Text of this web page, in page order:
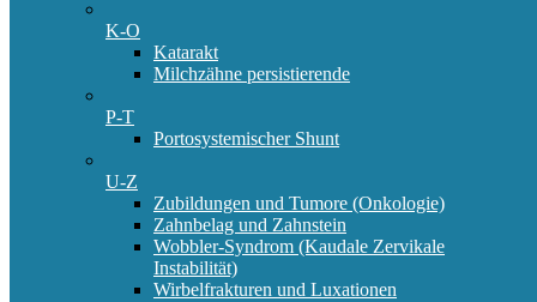
K-O
Katarakt
Milchzähne persistierende
P-T
Portosystemischer Shunt
U-Z
Zubildungen und Tumore (Onkologie)
Zahnbelag und Zahnstein
Wobbler-Syndrom (Kaudale Zervikale
Instabilität)
Wirbelfrakturen und Luxationen